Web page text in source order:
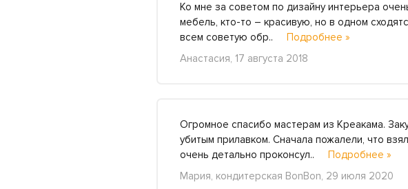
Ко мне за советом по дизайну интерьера
мебель, кто-то – красивую, но в одном
всем советую обр.. Подробнее »
Анастасия, 17 августа 2018
Огромное спасибо мастерам из Креакама.
убитым прилавком. Сначала пожалели, что
очень детально проконсул.. Подробнее »
Мария, кондитерская BonBon, 29 июля 2020